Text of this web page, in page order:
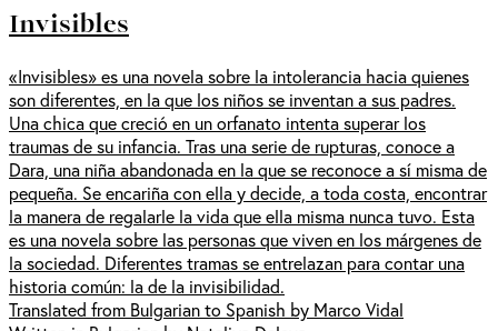
Invisibles
«Invisibles» es una novela sobre la intolerancia hacia quienes
son diferentes, en la que los niños se inventan a sus padres.
Una chica que creció en un orfanato intenta superar los
traumas de su infancia. Tras una serie de rupturas, conoce a
Dara, una niña abandonada en la que se reconoce a sí misma de
pequeña. Se encariña con ella y decide, a toda costa, encontrar
la manera de regalarle la vida que ella misma nunca tuvo. Esta
es una novela sobre las personas que viven en los márgenes de
la sociedad. Diferentes tramas se entrelazan para contar una
historia común: la de la invisibilidad.
Translated from Bulgarian to Spanish by Marco Vidal